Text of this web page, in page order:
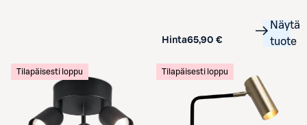
Hinta65,90 €
Näytä
tuote
Tilapäisesti loppu Tilapäisesti loppu